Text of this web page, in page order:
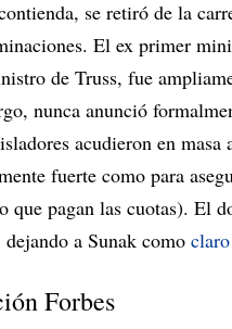
se retiró de la
El ex primer
de Truss, fue
nunca anunció
acudieron en
fuerte como para
que pagan las cuotas). El
a Sunak como
Forbes